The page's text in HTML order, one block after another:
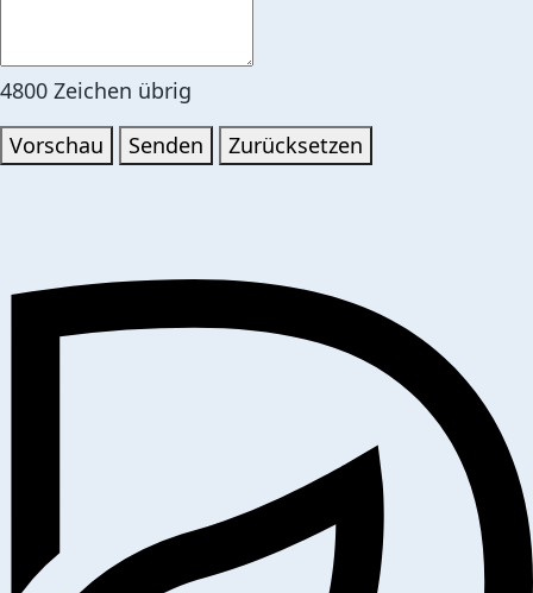
4800 Zeichen übrig
Vorschau
Senden Zurücksetzen